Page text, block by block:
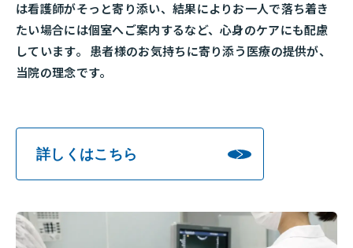
は看護師がそっと寄り添い、結果によりお一人で落ち着き
たい場合には個室へご案内するなど、心身のケアにも配慮
しています。 患者様のお気持ちに寄り添う医療の提供が、
当院の理念です。
詳しくはこちら